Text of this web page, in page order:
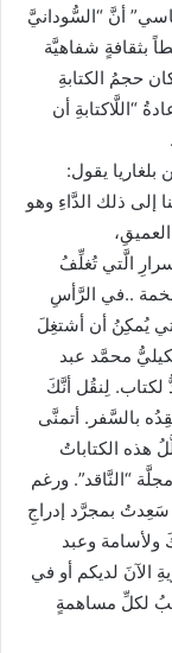
أنَّ “السُّودانيَّ
بثقافةٍ شفاهيَّة
حجمُ الكتابةِ
“اللَّاكتابةِ أن
يقول:
إلى ذلك الدَّاءِ وهو
الَّتي تُغلِّفُ
ضخمة ..في الرَّأسِ
يُمكِنُ أن أشتغِلَ
محمَّد عبد
لِنقُل أنَّكَ
بالسَّفر. أتمنَّى
هذه الكتاباتُ
“النَّاقد”. ورغم
سَعِدتُ بمجرَّد إدراجِ
ولأسامة وعبد
الآنَ لديكم أو في
لكلِّ مساهمةٍ